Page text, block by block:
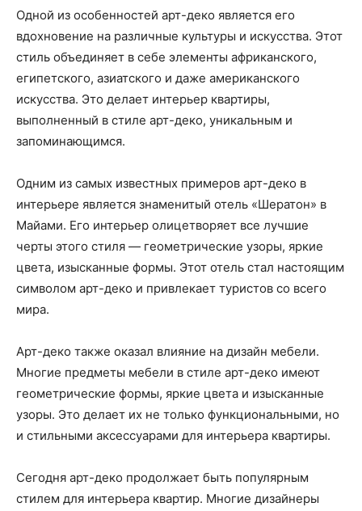
Одной из особенностей арт-деко является его
вдохновение на различные культуры и искусства. Этот
стиль объединяет в себе элементы африканского,
египетского, азиатского и даже американского
искусства. Это делает интерьер квартиры,
выполненный в стиле арт-деко, уникальным и
запоминающимся.
Одним из самых известных примеров арт-деко в
интерьере является знаменитый отель «Шератон» в
Майами. Его интерьер олицетворяет все лучшие
черты этого стиля — геометрические узоры, яркие
цвета, изысканные формы. Этот отель стал настоящим
символом арт-деко и привлекает туристов со всего
мира.
Арт-деко также оказал влияние на дизайн мебели.
Многие предметы мебели в стиле арт-деко имеют
геометрические формы, яркие цвета и изысканные
узоры. Это делает их не только функциональными, но
и стильными аксессуарами для интерьера квартиры.
Сегодня арт-деко продолжает быть популярным
стилем для интерьера квартир. Многие дизайнеры